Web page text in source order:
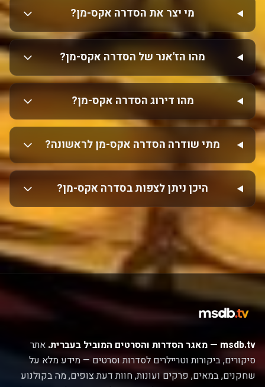
מי יצר את הסדרה אקס-מן?
מהו הז'אנר של הסדרה אקס-מן?
מהו דירוג הסדרה אקס-מן?
מתי שודרה הסדרה אקס-מן לראשונה?
היכן ניתן לצפות בסדרה אקס-מן?
msdb.tv — מאגר הסדרות והסרטים המוביל בעברית.
אתר
סיקורים, ביקורות וטריילרים לסדרות וסרטים — מידע מלא על
שחקנים, במאים, פרקים ועונות, חוות דעת צופים, מה בקולנוע